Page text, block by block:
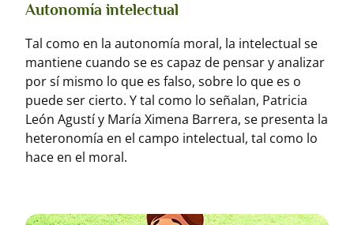
Autonomía intelectual
Tal como en la autonomía moral, la intelectual se
mantiene cuando se es capaz de pensar y analizar
por sí mismo lo que es falso, sobre lo que es o
puede ser cierto. Y tal como lo señalan, Patricia
León Agustí y María Ximena Barrera, se presenta la
heteronomía en el campo intelectual, tal como lo
hace en el moral.